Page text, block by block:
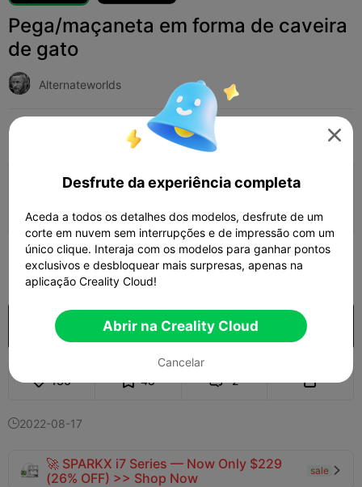
Pega/maçaneta em forma de caveira
de gato
Alternateworlds
Print Settings Adicionar Arte e Design 
 Adicionar configuração de impressão
Ganhar mais pontos
100 
Comprar
136 48  2 
2022-08-17
🚀 SPARKX i7 Series — Now Only $229
(26% OFF) >> Shop Now
sale 

Desfrute da experiência completa
Aceda a todos os detalhes dos modelos, desfrute de um
corte em nuvem sem interrupções e de impressão com um
único clique. Interaja com os modelos para ganhar pontos
exclusivos e desbloquear mais surpresas, apenas na
aplicação Creality Cloud!
Abrir na Creality Cloud
Cancelar